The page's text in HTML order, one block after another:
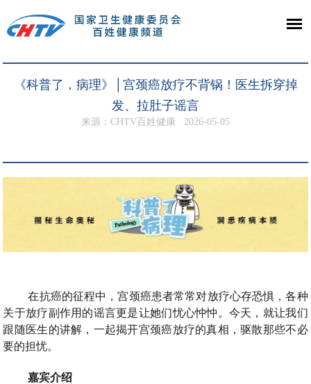
《科普了，病理》│宫颈癌放疗不背锅！医生拆穿掉
发、拉肚子谣言
来源：CHTV百姓健康 2026-05-05
在抗癌的征程中，宫颈癌患者常常对放疗心存恐惧，各种
关于放疗副作用的谣言更是让她们忧心忡忡。今天，就让我们
跟随医生的讲解，一起揭开宫颈癌放疗的真相，驱散那些不必
要的担忧。
嘉宾介绍